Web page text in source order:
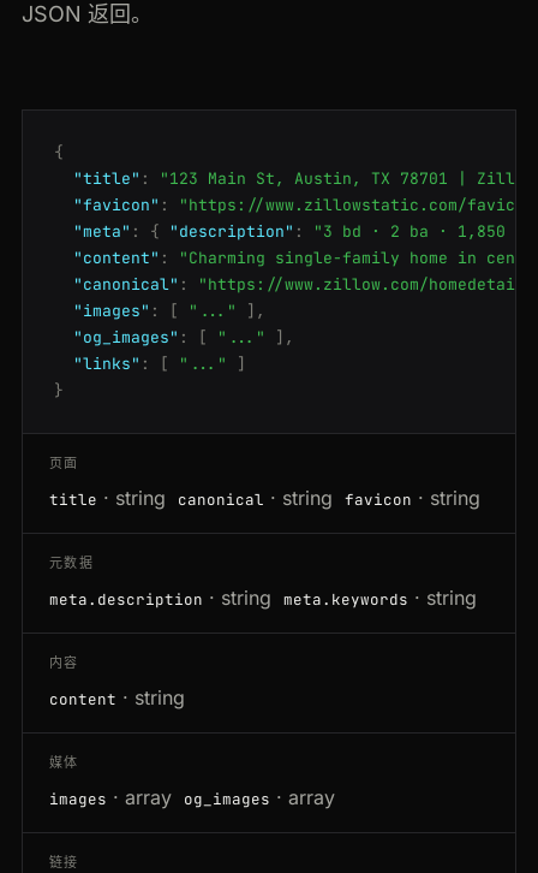
JSON 返回。
{
"title" :
"123 Main St, Austin, TX 78701 |
"favicon" :
"https://www.zillowstatic.com/
"meta" : { "description" :
"3 bd · 2 ba · 1,850
"content" :
"Charming single-family home in
"canonical" :
"https://www.zillow.com/
"images" : [ "..."
],
"og_images" : [ "..."
],
"links" : [ "..."
]
}
页面
title · string canonical · string favicon · string
元数据
meta.description · string meta.keywords · string
内容
content · string
媒体
images · array og_images · array
链接